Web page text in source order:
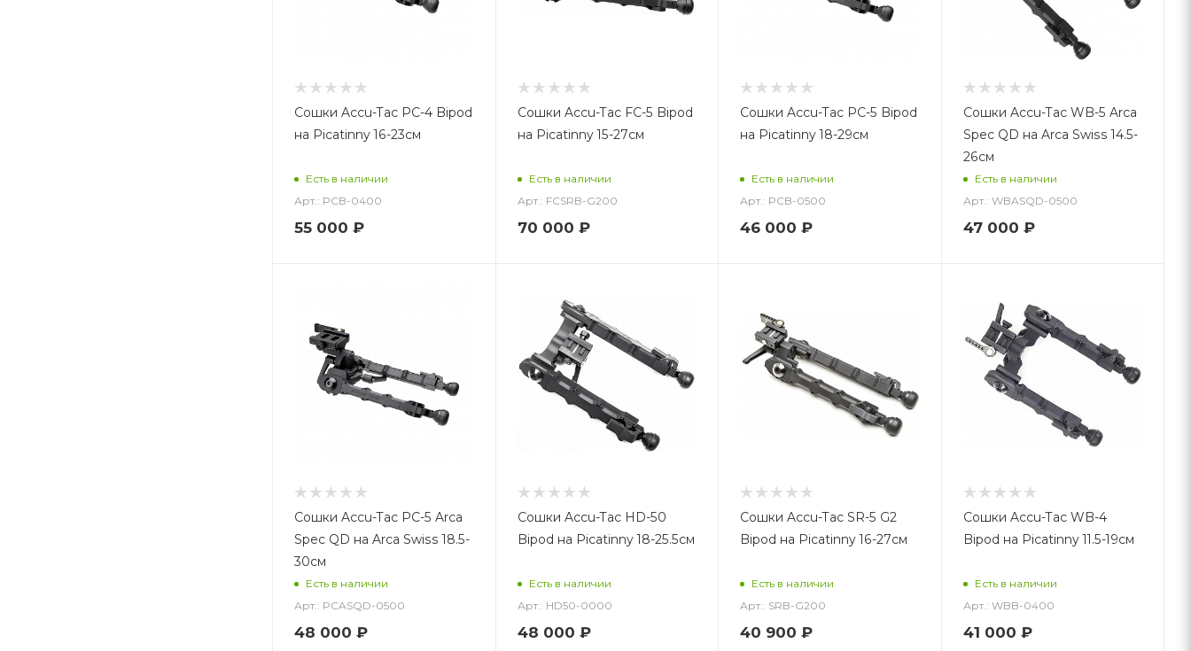
Сошки Accu-Tac PC-4 Bipod
на Picatinny 16-23см
Есть в наличии
Арт.: PCB-0400
55 000 ₽
Сошки Accu-Tac FC-5 Bipod
на Picatinny 15-27см
Есть в наличии
Арт.: FCSRB-G200
70 000 ₽
Сошки Accu-Tac PC-5 Bipod
на Picatinny 18-29см
Есть в наличии
Арт.: PCB-0500
46 000 ₽
Сошки Accu-Tac WB-5 Arca
Spec QD на Arca Swiss 14.5-
26см
Есть в наличии
Арт.: WBASQD-0500
47 000 ₽
Сошки Accu-Tac PC-5 Arca
Spec QD на Arca Swiss 18.5-
30см
Есть в наличии
Арт.: PCASQD-0500
48 000 ₽
Сошки Accu-Tac HD-50
Bipod на Picatinny 18-25.5см
Есть в наличии
Арт.: HD50-0000
48 000 ₽
Сошки Accu-Tac SR-5 G2
Bipod на Picatinny 16-27см
Есть в наличии
Арт.: SRB-G200
40 900 ₽
Сошки Accu-Tac WB-4
Bipod на Picatinny 11.5-19см
Есть в наличии
Арт.: WBB-0400
41 000 ₽